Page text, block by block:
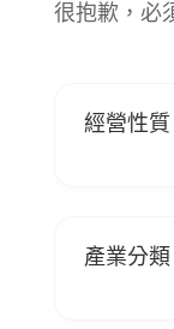
很抱歉，必
經營性質
產業分類